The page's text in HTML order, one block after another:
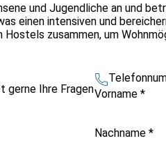
und Jugendliche an und
einen intensiven und
zusammen, um
gerne Ihre FragenVorname*
Nachname*